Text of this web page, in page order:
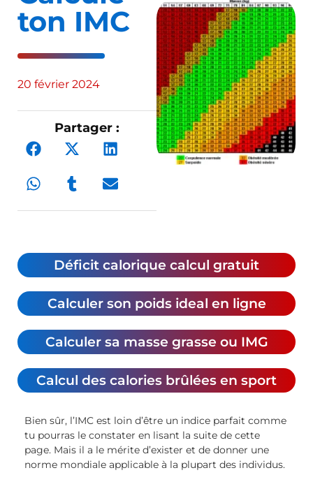
ton IMC
20 février 2024
Partager :
Déficit calorique calcul gratuit
Calculer son poids ideal en ligne
Calculer sa masse grasse ou IMG
Calcul des calories brûlées en sport
Bien sûr, l’IMC est loin d’être un indice parfait comme
tu pourras le constater en lisant la suite de cette
page. Mais il a le mérite d’exister et de donner une
norme mondiale applicable à la plupart des individus.